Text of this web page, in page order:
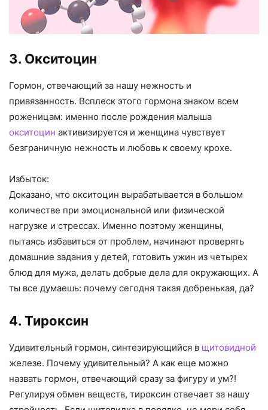
3. Окситоцин
Гормон, отвечающий за нашу нежность и
привязанность. Всплеск этого гормона знаком всем
роженицам: именно после рождения малыша
окситоцин активизируется и женщина чувствует
безграничную нежность и любовь к своему крохе.
Избыток:
Доказано, что окситоцин вырабатывается в большом
количестве при эмоциональной или физической
нагрузке и стрессах. Именно поэтому женщины,
пытаясь избавиться от проблем, начинают проверять
домашние задания у детей, готовить ужин из четырех
блюд для мужа, делать добрые дела для окружающих. А
ты все думаешь: почему сегодня такая добренькая, да?
4. Тироксин
Удивительный гормон, синтезирующийся в щитовидной
железе. Почему удивительный? А как еще можно
назвать гормон, отвечающий сразу за фигуру и ум?!
Регулируя обмен веществ, тироксин отвечает за нашу